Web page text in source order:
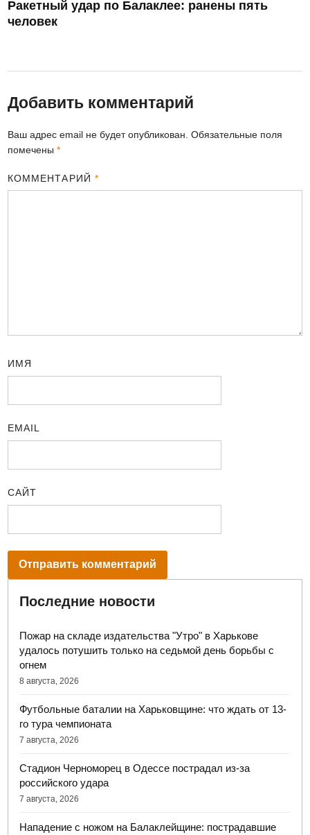
Ракетный удар по Балаклее: ранены пять
человек
Добавить комментарий
Ваш адрес email не будет опубликован. Обязательные поля
помечены*
КОММЕНТАРИЙ *
ИМЯ
EMAIL
САЙТ
Последние новости
Пожар на складе издательства "Утро" в Харькове
удалось потушить только на седьмой день борьбы с
огнем
8 августа, 2026
Футбольные баталии на Харьковщине: что ждать от 13-
го тура чемпионата
7 августа, 2026
Стадион Черноморец в Одессе пострадал из-за
российского удара
7 августа, 2026
Нападение с ножом на Балаклейщине: пострадавшие